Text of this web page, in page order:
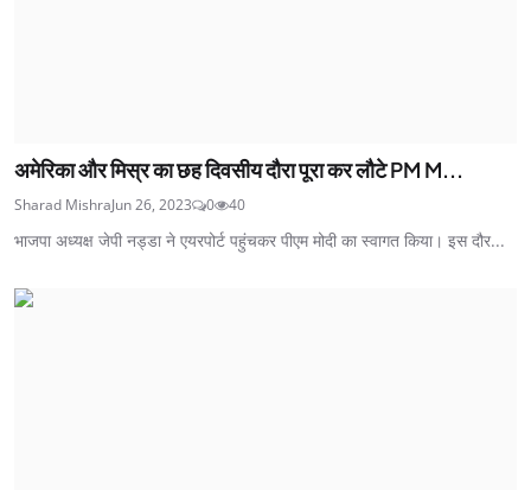
अमेरिका और मिस्र का छह दिवसीय दौरा पूरा कर लौटे PM M...
Sharad MishraJun 26, 2023 0 40
भाजपा अध्यक्ष जेपी नड्डा ने एयरपोर्ट पहुंचकर पीएम मोदी का स्वागत किया। इस दौर...